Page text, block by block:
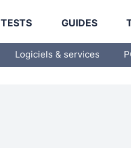
TESTS GUIDES
Logiciels & services